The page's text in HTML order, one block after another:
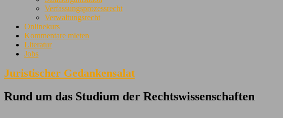
Verfassungsprozessrecht
Verwaltungsrecht
Onlinekurs
Kommentare mieten
Literatur
Jobs
Juristischer Gedankensalat
Rund um das Studium der Rechtswissenschaften